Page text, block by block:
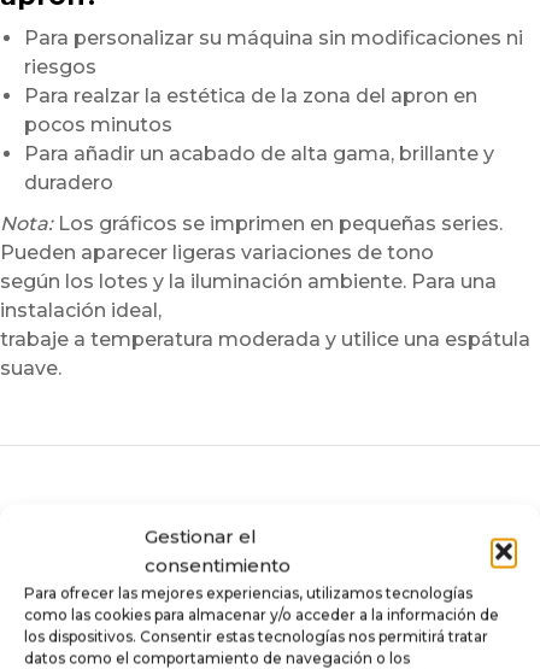
Gestionar el
consentimiento
Para ofrecer las mejores experiencias, utilizamos tecnologías
como las cookies para almacenar y/o acceder a la información de
los dispositivos. Consentir estas tecnologías nos permitirá tratar
datos como el comportamiento de navegación o los
Para personalizar su máquina sin modificaciones ni
riesgos
Para realzar la estética de la zona del apron en
pocos minutos
Para añadir un acabado de alta gama, brillante y
duradero
Nota:Los gráficos se imprimen en pequeñas series.
Pueden aparecer ligeras variaciones de tono
según los lotes y la iluminación ambiente. Para una
instalación ideal,
trabaje a temperatura moderada y utilice una espátula
suave.
Productos compatibles